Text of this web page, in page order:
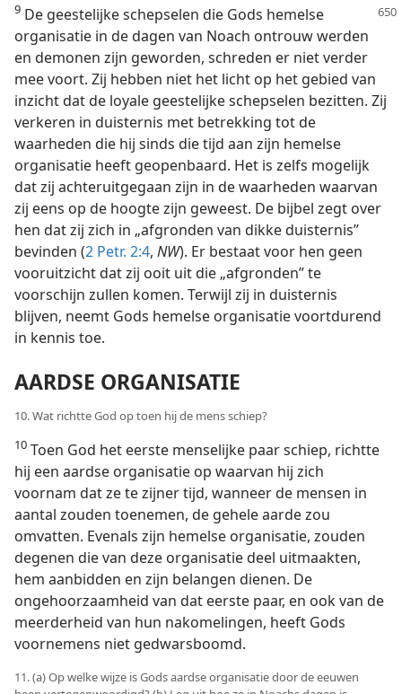
9 De geestelijke schepselen die Gods hemelse
organisatie in de dagen van Noach ontrouw werden
en demonen zijn geworden, schreden er niet verder
mee voort. Zij hebben niet het licht op het gebied van
inzicht dat de loyale geestelijke schepselen bezitten. Zij
verkeren in duisternis met betrekking tot de
waarheden die hij sinds die tijd aan zijn hemelse
organisatie heeft geopenbaard. Het is zelfs mogelijk
dat zij achteruitgegaan zijn in de waarheden waarvan
zij eens op de hoogte zijn geweest. De bijbel zegt over
hen dat zij zich in „afgronden van dikke duisternis”
bevinden (2 Petr. 2:4, NW). Er bestaat voor hen geen
vooruitzicht dat zij ooit uit die „afgronden” te
voorschijn zullen komen. Terwijl zij in duisternis
blijven, neemt Gods hemelse organisatie voortdurend
in kennis toe.
AARDSE ORGANISATIE
10. Wat richtte God op toen hij de mens schiep?
10 Toen God het eerste menselijke paar schiep, richtte
hij een aardse organisatie op waarvan hij zich
voornam dat ze te zijner tijd, wanneer de mensen in
aantal zouden toenemen, de gehele aarde zou
omvatten. Evenals zijn hemelse organisatie, zouden
degenen die van deze organisatie deel uitmaakten,
hem aanbidden en zijn belangen dienen. De
ongehoorzaamheid van dat eerste paar, en ook van de
meerderheid van hun nakomelingen, heeft Gods
voornemens niet gedwarsboomd.
11. (a) Op welke wijze is Gods aardse organisatie door de eeuwen